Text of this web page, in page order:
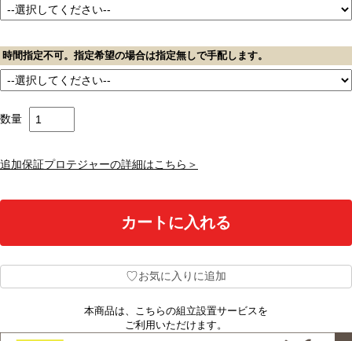
時間指定不可。指定希望の場合は指定無しで手配します。
数量
追加保証プロテジャーの詳細はこちら＞
♡お気に入りに追加
本商品は、こちらの組立設置サービスを
ご利用いただけます。